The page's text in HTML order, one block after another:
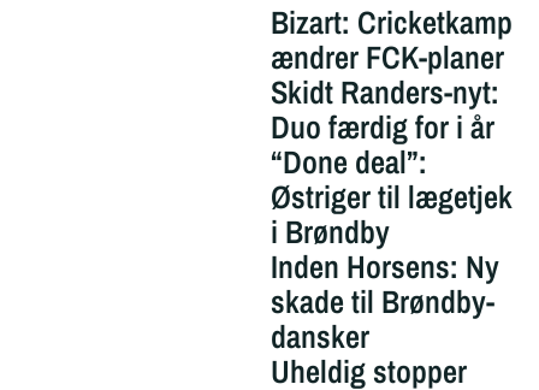
Bizart: Cricketkamp
ændrer FCK-planer
Skidt Randers-nyt:
Duo færdig for i år
“Done deal”:
Østriger til lægetjek
i Brøndby
Inden Horsens: Ny
skade til Brøndby-
dansker
Uheldig stopper